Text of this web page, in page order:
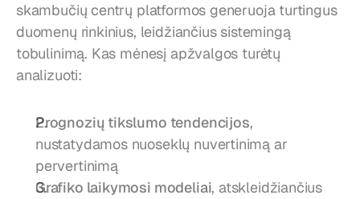
skambučių centrų platformos generuoja turtingus
duomenų rinkinius, leidžiančius sistemingą
tobulinimą. Kas mėnesį apžvalgos turėtų
analizuoti:
Prognozių tikslumo tendencijos,
nustatydamos nuoseklų nuvertinimą ar
pervertinimą
Grafiko laikymosi modeliai, atskleidžiančius